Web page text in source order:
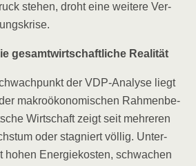
ste­hen, droht eine wei­te­re Ver­
gesamt­wirt­schaft­li­che Realität
der VDP-Ana­ly­se liegt
makro­öko­no­mi­schen Rah­men­be­
Wirt­schaft zeigt seit meh­re­ren
oder sta­gniert völ­lig. Unter­
hohen Ener­gie­kos­ten, schwa­chen